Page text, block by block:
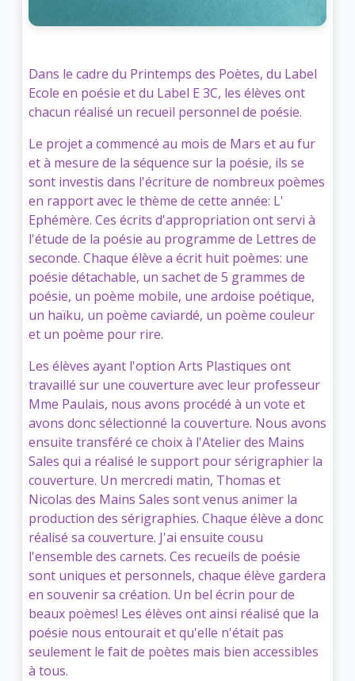
Dans le cadre du Printemps des Poètes, du Label
Ecole en poésie et du Label E 3C, les élèves ont
chacun réalisé un recueil personnel de poésie.
Le projet a commencé au mois de Mars et au fur
et à mesure de la séquence sur la poésie, ils se
sont investis dans l'écriture de nombreux poèmes
en rapport avec le thème de cette année: L'
Ephémère. Ces écrits d'appropriation ont servi à
l'étude de la poésie au programme de Lettres de
seconde. Chaque élève a écrit huit poèmes: une
poésie détachable, un sachet de 5 grammes de
poésie, un poème mobile, une ardoise poétique,
un haïku, un poème caviardé, un poème couleur
et un poème pour rire.
Les élèves ayant l'option Arts Plastiques ont
travaillé sur une couverture avec leur professeur
Mme Paulais, nous avons procédé à un vote et
avons donc sélectionné la couverture. Nous avons
ensuite transféré ce choix à l'Atelier des Mains
Sales qui a réalisé le support pour sérigraphier la
couverture. Un mercredi matin, Thomas et
Nicolas des Mains Sales sont venus animer la
production des sérigraphies. Chaque élève a donc
réalisé sa couverture. J'ai ensuite cousu
l'ensemble des carnets. Ces recueils de poésie
sont uniques et personnels, chaque élève gardera
en souvenir sa création. Un bel écrin pour de
beaux poèmes! Les élèves ont ainsi réalisé que la
poésie nous entourait et qu'elle n'était pas
seulement le fait de poètes mais bien accessibles
à tous.